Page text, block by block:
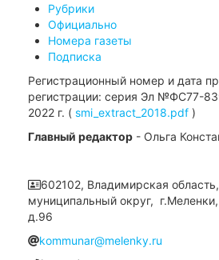
Рубрики
Официально
Номера газеты
Подписка
Регистрационный номер и дата
регистрации: серия Эл №ФС77-
2022 г. ( smi_extract_2018.pdf )
Главный редактор - Ольга
602102, Владимирская
муниципальный округ,
д.96
kommunar@melenky.ru